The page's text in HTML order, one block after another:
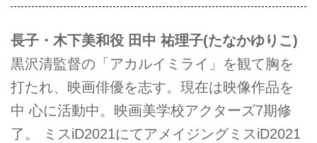
長子・木下美和役 田中 祐理子(たなかゆりこ)
黒沢清監督の「アカルイミライ」を観て胸を
打たれ、映画俳優を志す。現在は映像作品を
中 心に活動中。映画美学校アクターズ7期修
了。 ミスiD2021にてアメイジングミスiD2021